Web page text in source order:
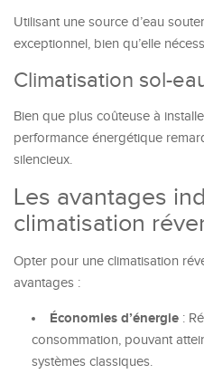
Utilisant une source d’eau
exceptionnel, bien qu’elle
Climatisation sol-
Bien que plus coûteuse à
performance énergétique
silencieux.
Les avantages
climatisation
Opter pour une climatisation
avantages :
Économies d’énergie :
consommation, pouvant
systèmes classiques.